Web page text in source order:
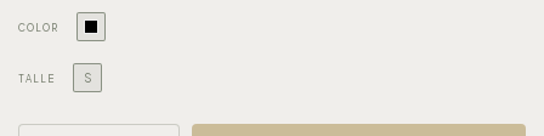
COLOR
TALLE S